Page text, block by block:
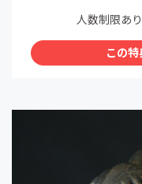
人数制限あ
この